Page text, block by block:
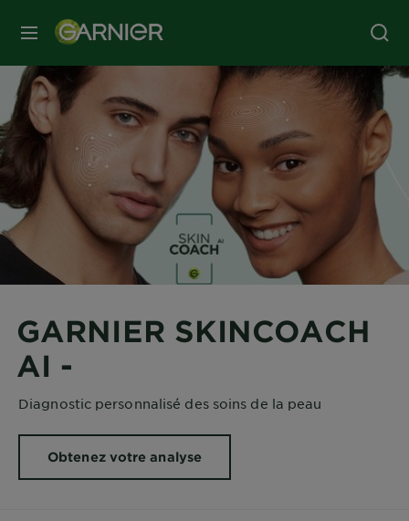
MENU
GARNIER SKINCOACH
AI -
Diagnostic personnalisé des soins de la peau
Obtenez votre analyse